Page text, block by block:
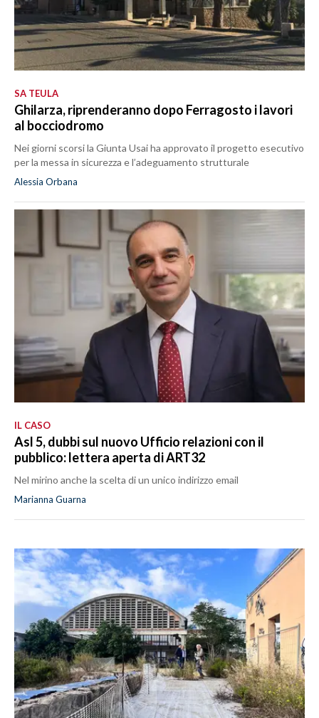
SA TEULA
Ghilarza, riprenderanno dopo Ferragosto i lavori
al bocciodromo
Nei giorni scorsi la Giunta Usai ha approvato il progetto esecutivo
per la messa in sicurezza e l’adeguamento strutturale
Alessia Orbana
IL CASO
Asl 5, dubbi sul nuovo Ufficio relazioni con il
pubblico: lettera aperta di ART32
Nel mirino anche la scelta di un unico indirizzo email
Marianna Guarna